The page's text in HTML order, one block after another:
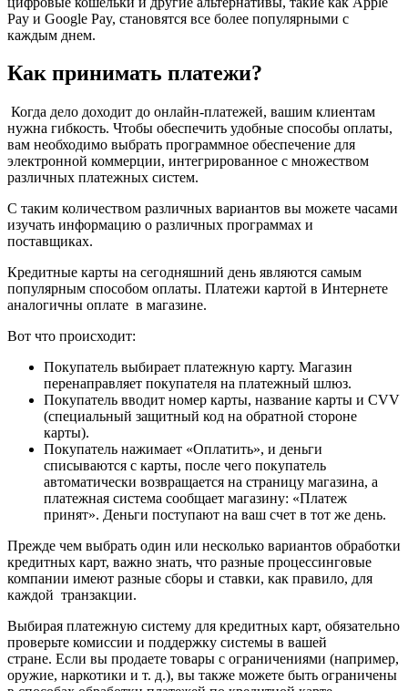
Pay и Google Pay, становятся все более популярными с
каждым днем.
Как принимать платежи?
Когда дело доходит до онлайн-платежей, вашим клиентам
нужна гибкость. Чтобы обеспечить удобные способы оплаты,
вам необходимо выбрать программное обеспечение для
электронной коммерции, интегрированное с множеством
различных платежных систем.
С таким количеством различных вариантов вы можете часами
изучать информацию о различных программах и
поставщиках.
Кредитные карты на сегодняшний день являются самым
популярным способом оплаты. Платежи картой в Интернете
аналогичны оплате в магазине.
Вот что происходит:
Покупатель выбирает платежную карту. Магазин
перенаправляет покупателя на платежный шлюз.
Покупатель вводит номер карты, название карты и CVV
(специальный защитный код на обратной стороне
карты).
Покупатель нажимает «Оплатить», и деньги
списываются с карты, после чего покупатель
автоматически возвращается на страницу магазина, а
платежная система сообщает магазину: «Платеж
принят». Деньги поступают на ваш счет в тот же день.
Прежде чем выбрать один или несколько вариантов обработки
кредитных карт, важно знать, что разные процессинговые
компании имеют разные сборы и ставки, как правило, для
каждой транзакции.
Выбирая платежную систему для кредитных карт, обязательно
проверьте комиссии и поддержку системы в вашей
стране. Если вы продаете товары с ограничениями (например,
оружие, наркотики и т. д.), вы также можете быть ограничены